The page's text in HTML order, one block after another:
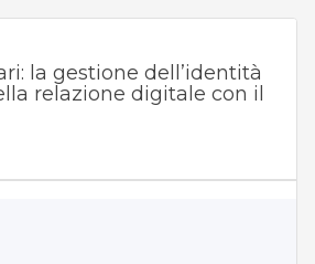
la gestione dell’identità
relazione digitale con il